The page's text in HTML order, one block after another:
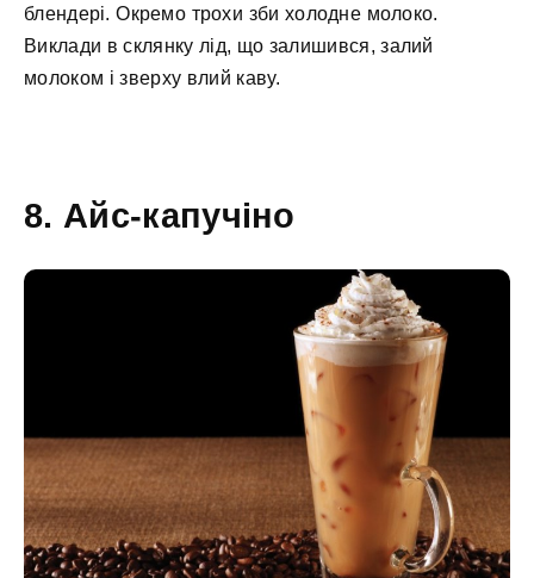
блендері. Окремо трохи зби холодне молоко.
Виклади в склянку лід, що залишився, залий
молоком і зверху влий каву.
8. Айс-капучіно